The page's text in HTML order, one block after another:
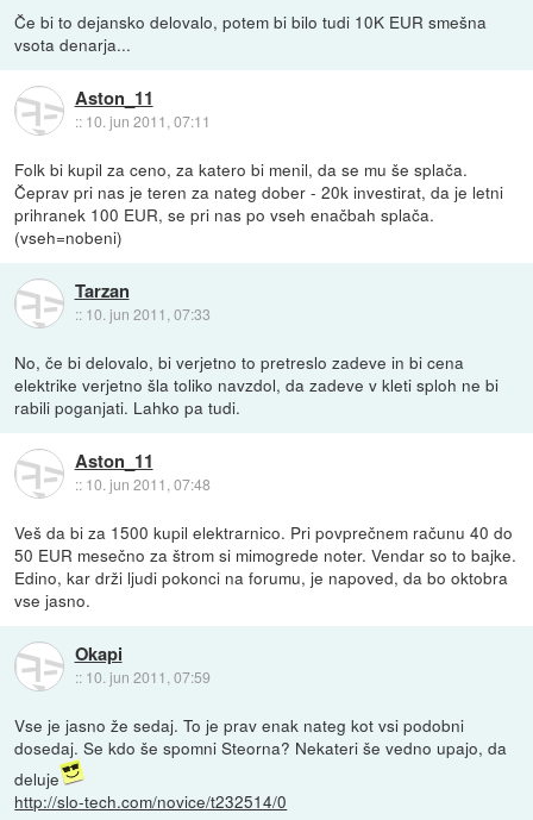
Če bi to dejansko delovalo, potem bi bilo tudi 10K EUR smešna
vsota denarja...
Aston_11
:: 10. jun 2011, 07:11
Folk bi kupil za ceno, za katero bi menil, da se mu še splača.
Čeprav pri nas je teren za nateg dober - 20k investirat, da je letni
prihranek 100 EUR, se pri nas po vseh enačbah splača.
(vseh=nobeni)
Tarzan
:: 10. jun 2011, 07:33
No, če bi delovalo, bi verjetno to pretreslo zadeve in bi cena
elektrike verjetno šla toliko navzdol, da zadeve v kleti sploh ne bi
rabili poganjati. Lahko pa tudi.
Aston_11
:: 10. jun 2011, 07:48
Veš da bi za 1500 kupil elektrarnico. Pri povprečnem računu 40 do
50 EUR mesečno za štrom si mimogrede noter. Vendar so to bajke.
Edino, kar drži ljudi pokonci na forumu, je napoved, da bo oktobra
vse jasno.
Okapi
:: 10. jun 2011, 07:59
Vse je jasno že sedaj. To je prav enak nateg kot vsi podobni
dosedaj. Se kdo še spomni Steorna? Nekateri še vedno upajo, da
deluje
http://slo-tech.com/novice/t232514/0